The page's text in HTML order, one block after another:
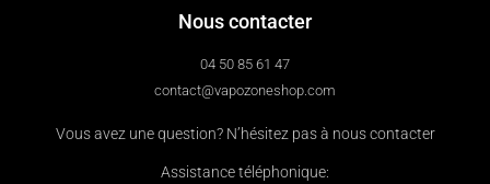
Nous contacter
04 50 85 61 47
contact@vapozoneshop.com
Vous avez une question? N’hésitez pas à nous contacter
Assistance téléphonique: